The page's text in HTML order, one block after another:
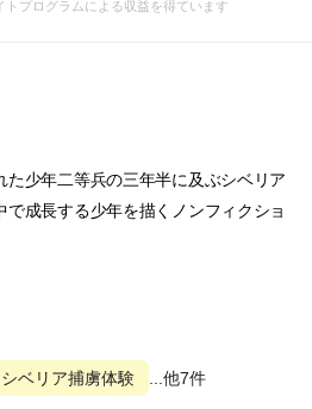
トプログラムによる収益を得ています
た少年二等兵の三年半に及ぶシベリア
成長する少年を描くノンフィクショ
シベリア捕虜体験 ...他7件